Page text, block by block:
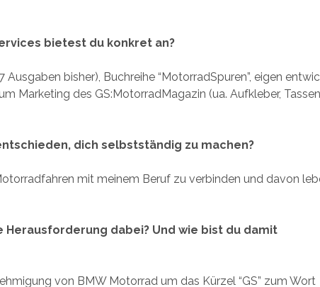
bietest du konkret an?
Ausgaben bisher), Buchreihe “MotorradSpuren”, eigen
Marketing des GS:MotorradMagazin (ua. Aufkleber,
dich selbstständig zu machen?
mit meinem Beruf zu verbinden und davon
Herausforderung dabei? Und wie bist du damit
von BMW Motorrad um das Kürzel “GS” zum Wort